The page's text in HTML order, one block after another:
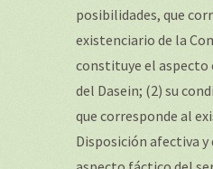
posibilidades, que
existenciario de la
constituye el aspecto
del Dasein; (2) su
que corresponde al
Disposición afectiva